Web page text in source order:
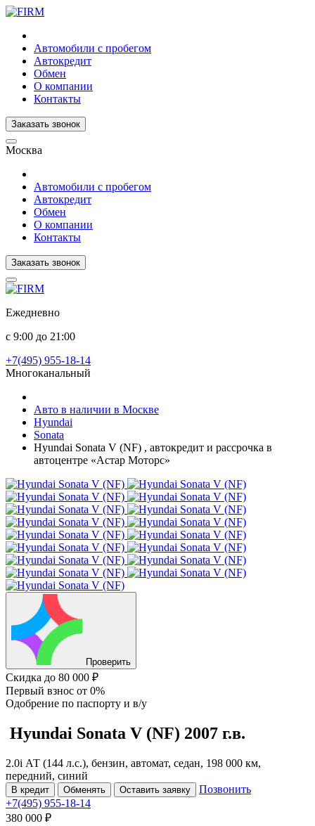
Автомобили с пробегом
Автокредит
Обмен
О компании
Контакты
Заказать звонок
Москва
Автомобили с пробегом
Автокредит
Обмен
О компании
Контакты
Заказать звонок
Ежедневно
с 9:00 до 21:00
+7(495) 955-18-14
Многоканальный
Авто в наличии в Москве
Hyundai
Sonata
Hyundai Sonata V (NF) , автокредит и рассрочка в
автоцентре «Астар Моторс»
Проверить
Скидка до 80 000 ₽
Первый взнос от 0%
Одобрение по паспорту и в/у
Hyundai Sonata V (NF) 2007 г.в.
2.0i АТ (144 л.с.), бензин, автомат, седан, 198 000 км,
передний, синий
В кредит Обменять Оставить заявку
Позвонить
+7(495) 955-18-14
380 000 ₽